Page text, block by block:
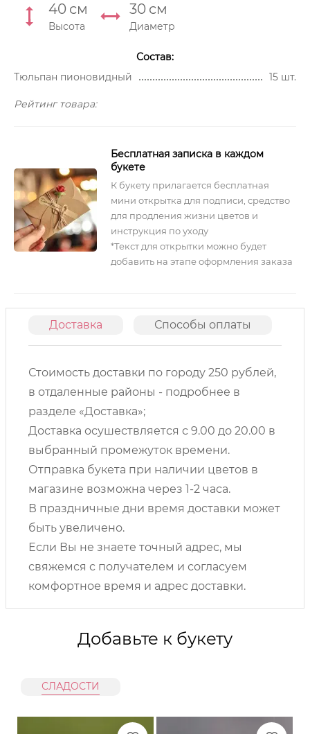
40 см
Высота
30 см
Диаметр
Состав:
Тюльпан пионовидный
15 шт.
Рейтинг товара:
Бесплатная записка в каждом
букете
К букету прилагается бесплатная
мини открытка для подписи, средство
для продления жизни цветов и
инструкция по уходу
*Текст для открытки можно будет
добавить на этапе оформления заказа
Доставка Способы оплаты
Стоимость доставки по городу 250 рублей,
в отдаленные районы - подробнее в
разделе «Доставка»;
Доставка осушествляется с 9.00 до 20.00 в
выбранный промежуток времени.
Отправка букета при наличии цветов в
магазине возможна через 1-2 часа.
В праздничные дни время доставки может
быть увеличено.
Если Вы не знаете точный адрес, мы
свяжемся с получателем и согласуем
комфортное время и адрес доставки.
Добавьте к букету
СЛАДОСТИ